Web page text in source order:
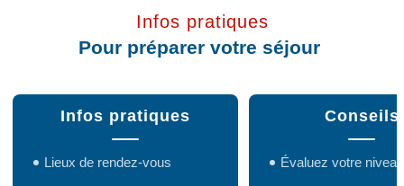
Infos pratiques
Pour préparer votre séjour
Infos pratiques
Lieux de rendez-vous
Conseils
Évaluez votre niveau